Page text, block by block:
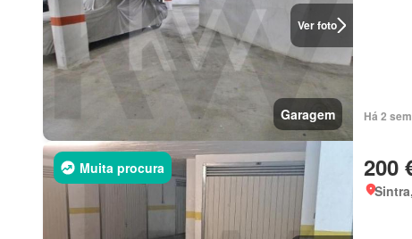
Ver foto
Garagem Há 2
Muita procura 200